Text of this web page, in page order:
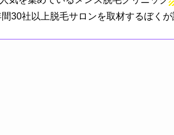
30社以上脱毛サロンを取材するぼく